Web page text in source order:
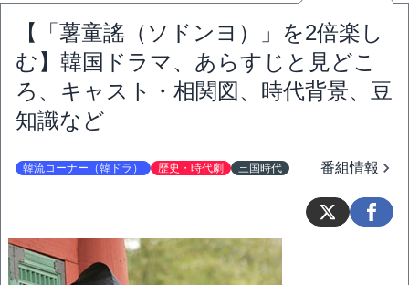
【「薯童謠（ソドンヨ）」を2倍楽し
む】韓国ドラマ、あらすじと見どこ
ろ、キャスト・相関図、時代背景、豆
知識など
韓流コーナー（韓ドラ） 歴史・時代劇 三国時代 番組情報